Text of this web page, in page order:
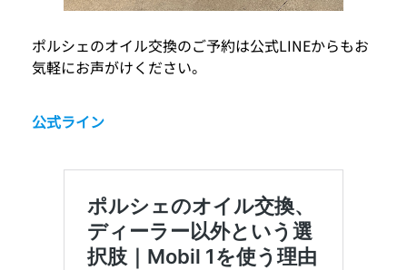
ポルシェのオイル交換のご予約は公式LINEからもお
気軽にお声がけください。
公式ライン